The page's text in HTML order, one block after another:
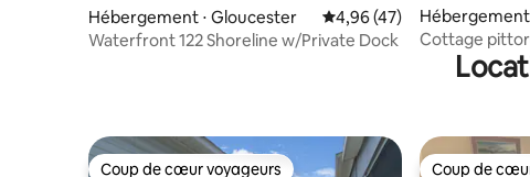
Hébergement ⋅ Gloucester Évaluation moyenne sur la
4,96 (47)
Waterfront 122 Shoreline w/Private Dock
Hébergement
d
Cottage
spectaculaires
Coup de cœur voyageurs Coup de